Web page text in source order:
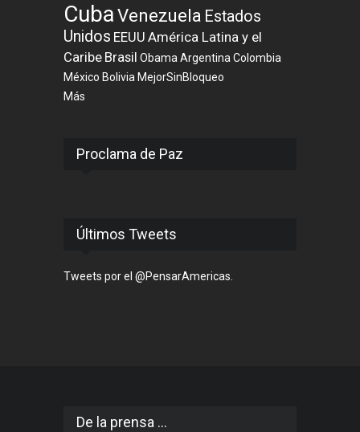
CubaVenezuela Estados
Unidos EEUU América Latina y el
Caribe Brasil ObamaArgentinaColombia
México Bolivia MejorSinBloqueo
Más
Proclama de Paz
Últimos Tweets
Tweets por el @PensarAmericas.
De la prensa ...